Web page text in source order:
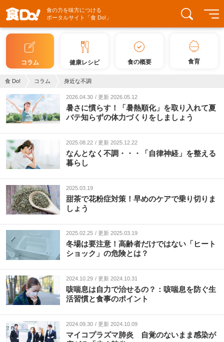
食の力を味方につける
ポータルサイト「食 Do!」
コラム 健康レシピ 食の概要 食育
食 Do! コラム 身近な不調
暑さに慣らす！「暑熱順化」を取り入れて夏
バテ知らずの体力づくりをしましょう
2026.04.30 更新 2026.05.12
なんとなく不調・・・「自律神経」を整える
暮らし
2025.08.22 更新 2025.12.22
甜茶で花粉症対策！早めのケアで乗り切りま
しょう
2025.03.19
冬場は要注意！高齢者だけではない「ヒート
ショック」の危険とは？
2025.02.25 更新 2025.03.19
咳喘息は自力で治せるの？：咳喘息を防ぐ生
活習慣と食事のポイント
2024.10.29 更新 2024.10.31
マイコプラズマ肺炎 自覚のないまま感染が
2024.09.30 更新 2024.10.09